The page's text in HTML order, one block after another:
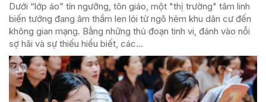
Dưới “lớp áo” tín ngưỡng, tôn giáo, một "thị trường" tâm linh
biến tướng đang âm thầm len lỏi từ ngõ hẻm khu dân cư đến
không gian mạng. Bằng những thủ đoạn tinh vi, đánh vào nỗi
sợ hãi và sự thiếu hiểu biết, các...